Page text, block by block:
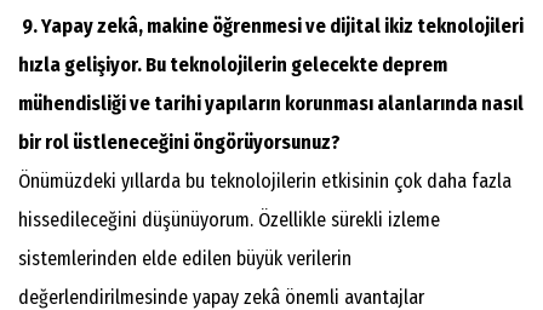
9. Yapay zekâ, makine öğrenmesi ve dijital ikiz teknolojileri
hızla gelişiyor. Bu teknolojilerin gelecekte deprem
mühendisliği ve tarihi yapıların korunması alanlarında nasıl
bir rol üstleneceğini öngörüyorsunuz?
Önümüzdeki yıllarda bu teknolojilerin etkisinin çok daha fazla
hissedileceğini düşünüyorum. Özellikle sürekli izleme
sistemlerinden elde edilen büyük verilerin
değerlendirilmesinde yapay zekâ önemli avantajlar